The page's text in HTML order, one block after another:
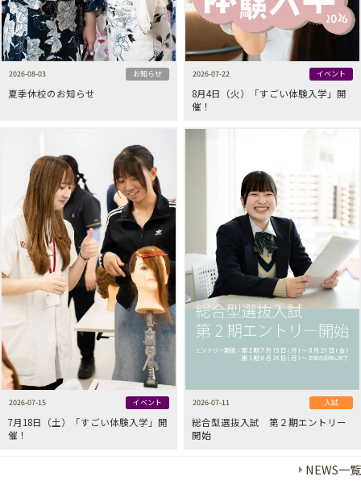
2026-08-03 お知らせ
夏季休校のお知らせ
2026-07-22 イベント
8月4日（火）「すごい体験入学」開
催！
2026-07-15 イベント
7月18日（土）「すごい体験入学」開
催！
2026-07-11 入試
総合型選抜入試 第２期エントリー
開始
NEWS一覧